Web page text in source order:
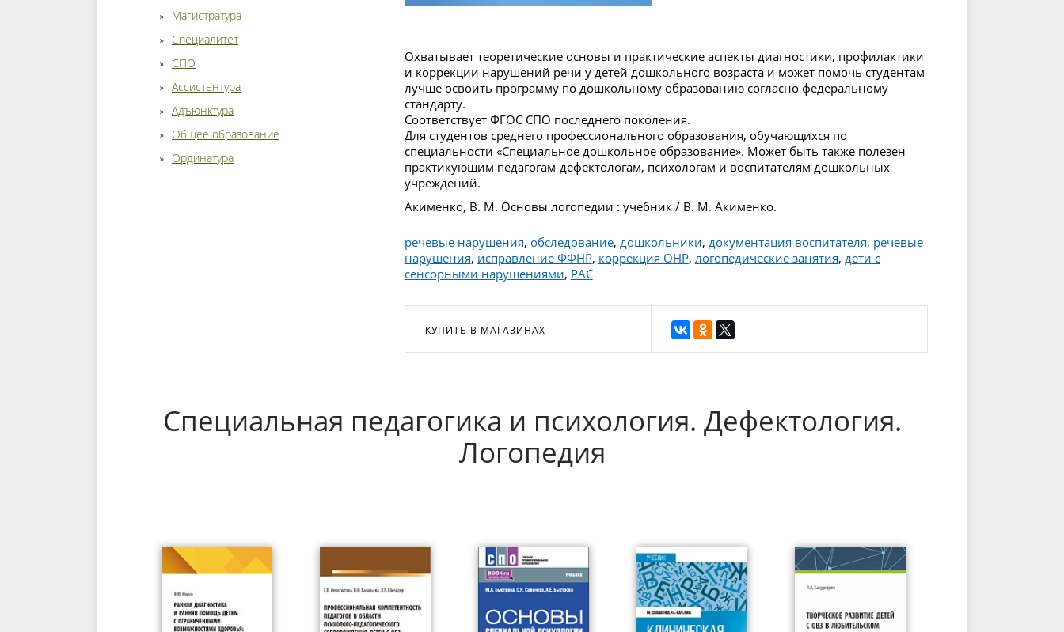
Магистратура
Специалитет
СПО
Ассистентура
Адъюнктура
Общее образование
Ординатура
Охватывает теоретические основы и практические аспекты диагностики, профилактики
и коррекции нарушений речи у детей дошкольного возраста и может помочь студентам
лучше освоить программу по дошкольному образованию согласно федеральному
стандарту.
Соответствует ФГОС СПО последнего поколения.
Для студентов среднего профессионального образования, обучающихся по
специальности «Специальное дошкольное образование». Может быть также полезен
практикующим педагогам-дефектологам, психологам и воспитателям дошкольных
учреждений.
Акименко, В. М. Основы логопедии : учебник / В. М. Акименко.
речевые нарушения, обследование, дошкольники, документация воспитателя, речевые
нарушения, исправление ФФНР, коррекция ОНР, логопедические занятия, дети с
сенсорными нарушениями, РАС
КУПИТЬ В МАГАЗИНАХ
Специальная педагогика и психология. Дефектология.
Логопедия